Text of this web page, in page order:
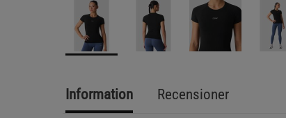
Information Recensioner